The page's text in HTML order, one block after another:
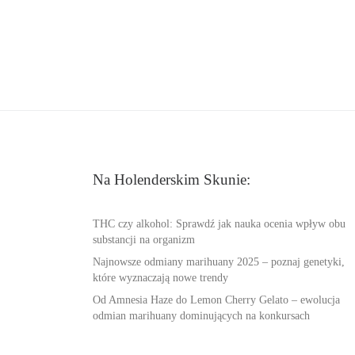
Na Holenderskim Skunie:
THC czy alkohol: Sprawdź jak nauka ocenia wpływ obu
substancji na organizm
Najnowsze odmiany marihuany 2025 – poznaj genetyki,
które wyznaczają nowe trendy
Od Amnesia Haze do Lemon Cherry Gelato – ewolucja
odmian marihuany dominujących na konkursach